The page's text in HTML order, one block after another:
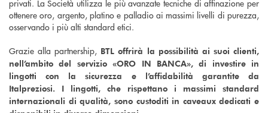
privati. La Società utilizza le più avanzate tecniche di affinazione per
ottenere oro, argento, platino e palladio ai massimi livelli di purezza,
osservando i più alti standard etici.
Grazie alla partnership, BTL offrirà la possibilità ai suoi clienti,
nell’ambito del servizio «ORO IN BANCA», di investire in
lingotti con la sicurezza e l’affidabilità garantite da
Italpreziosi. I lingotti, che rispettano i massimi standard
internazionali di qualità, sono custoditi in caveaux dedicati e